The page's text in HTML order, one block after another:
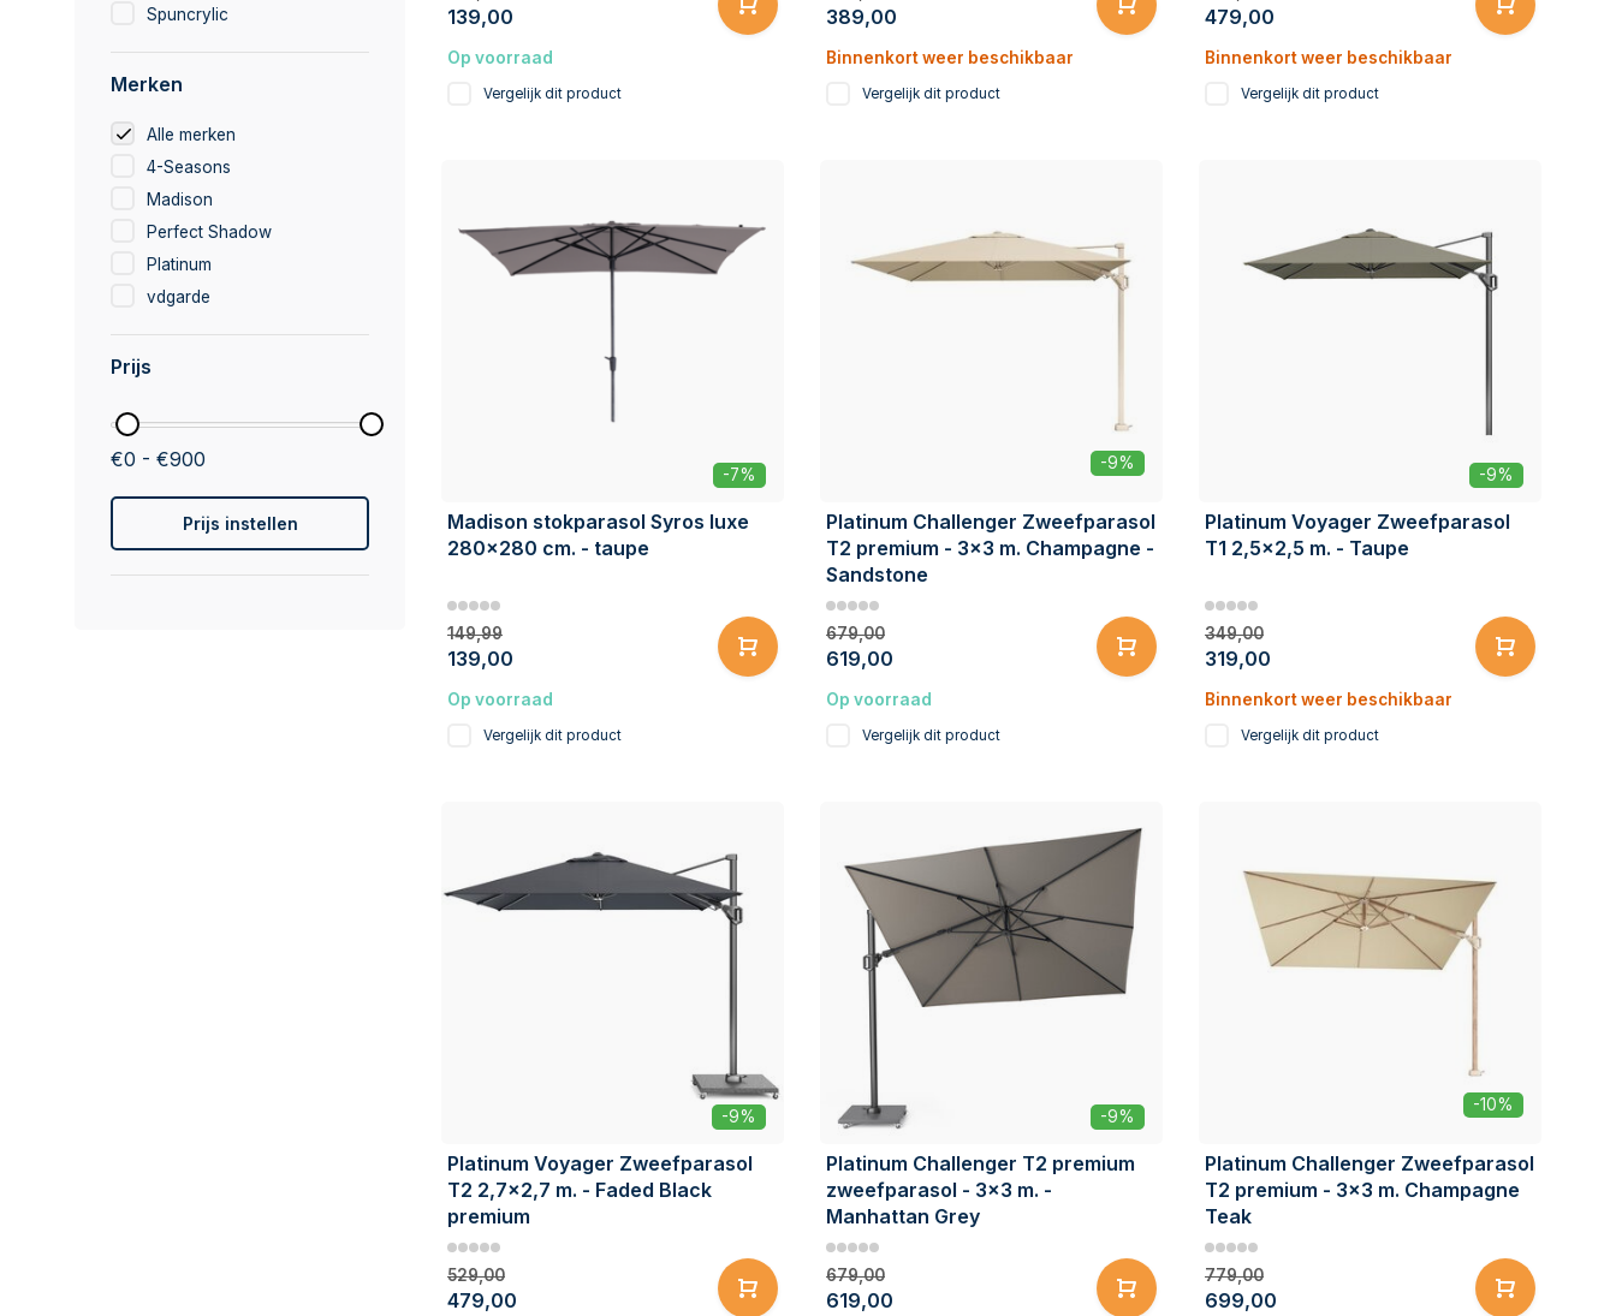
Spuncrylic
Merken
Alle merken
4-Seasons
Madison
Perfect Shadow
Platinum
vdgarde
Prijs
€0 - €900
Prijs instellen
139,00
Op voorraad
Vergelijk dit product
389,00
Binnenkort weer beschikbaar
Vergelijk dit product
479,00
Binnenkort weer beschikbaar
Vergelijk dit product
-7%
Madison stokparasol Syros luxe
280x280 cm. - taupe
149,99
139,00
Op voorraad
Vergelijk dit product
-9%
Platinum Challenger Zweefparasol
T2 premium - 3x3 m. Champagne -
Sandstone
679,00
619,00
Op voorraad
Vergelijk dit product
-9%
Platinum Voyager Zweefparasol
T1 2,5x2,5 m. - Taupe
349,00
319,00
Binnenkort weer beschikbaar
Vergelijk dit product
-9%
Platinum Voyager Zweefparasol
T2 2,7x2,7 m. - Faded Black
premium
529,00
479,00
-9%
Platinum Challenger T2 premium
zweefparasol - 3x3 m. -
Manhattan Grey
679,00
619,00
-10%
Platinum Challenger Zweefparasol
T2 premium - 3x3 m. Champagne
Teak
779,00
699,00